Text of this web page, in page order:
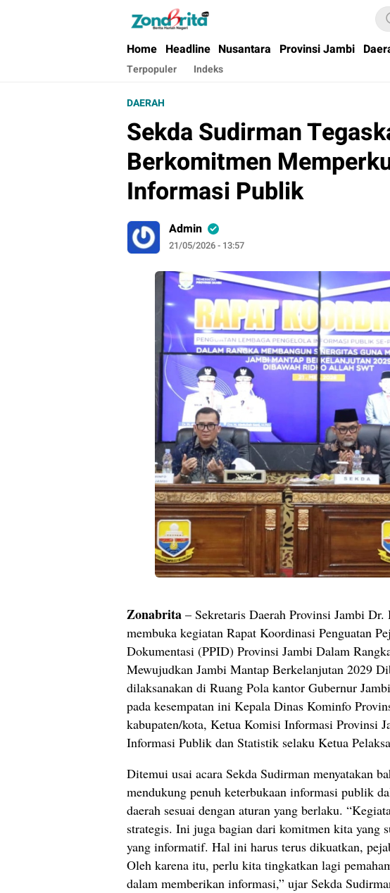
Berita Harian Negeri
Home Headline Nusantara Provinsi Jambi
Terpopuler Indeks
DAERAH
Sekda Sudirman
Berkomitmen
Informasi Publik
Admin
21/05/2026 - 13:57
Zonabrita – Sekretaris Daerah Provinsi Jambi
membuka kegiatan Rapat Koordinasi Penguatan
Dokumentasi (PPID) Provinsi Jambi Dalam
Mewujudkan Jambi Mantap Berkelanjutan 2029
dilaksanakan di Ruang Pola kantor Gubernur
pada kesempatan ini Kepala Dinas Kominfo
kabupaten/kota, Ketua Komisi Informasi Provinsi
Informasi Publik dan Statistik selaku Ketua
Ditemui usai acara Sekda Sudirman menyatakan
mendukung penuh keterbukaan informasi publik
daerah sesuai dengan aturan yang berlaku.
strategis. Ini juga bagian dari komitmen kita yang
yang informatif. Hal ini harus terus dikuatkan,
Oleh karena itu, perlu kita tingkatkan lagi
dalam memberikan informasi,” ujar Sekda